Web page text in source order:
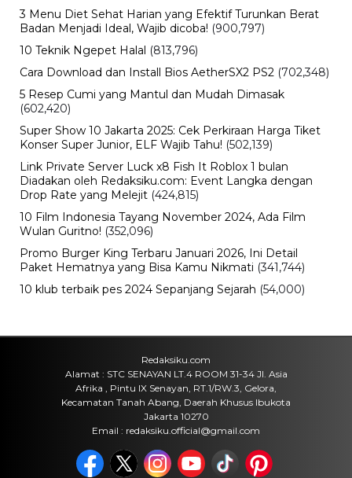
3 Menu Diet Sehat Harian yang Efektif Turunkan Berat
Badan Menjadi Ideal, Wajib dicoba! (900,797)
10 Teknik Ngepet Halal (813,796)
Cara Download dan Install Bios AetherSX2 PS2 (702,348)
5 Resep Cumi yang Mantul dan Mudah Dimasak
(602,420)
Super Show 10 Jakarta 2025: Cek Perkiraan Harga Tiket
Konser Super Junior, ELF Wajib Tahu! (502,139)
Link Private Server Luck x8 Fish It Roblox 1 bulan
Diadakan oleh Redaksiku.com: Event Langka dengan
Drop Rate yang Melejit (424,815)
10 Film Indonesia Tayang November 2024, Ada Film
Wulan Guritno! (352,096)
Promo Burger King Terbaru Januari 2026, Ini Detail
Paket Hematnya yang Bisa Kamu Nikmati (341,744)
10 klub terbaik pes 2024 Sepanjang Sejarah (54,000)
Redaksiku.com
Alamat : STC SENAYAN LT.4 ROOM 31-34 Jl. Asia
Afrika , Pintu IX Senayan, RT.1/RW.3, Gelora,
Kecamatan Tanah Abang, Daerah Khusus Ibukota
Jakarta 10270
Email : redaksiku.official@gmail.com